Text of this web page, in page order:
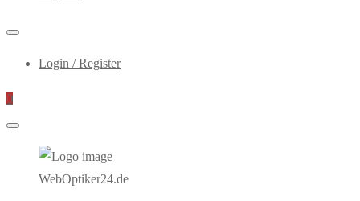
Login / Register
0
WebOptiker24.de